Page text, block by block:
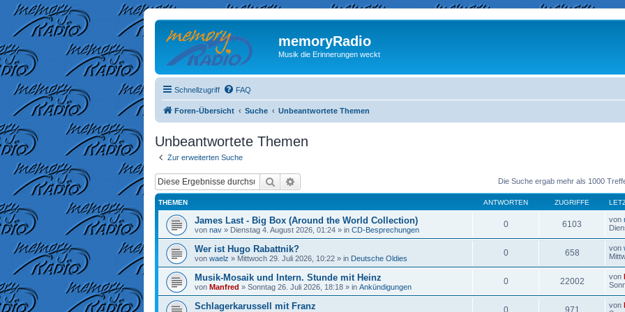
memoryRadio
Musik die Erinnerungen weckt
Schnellzugriff FAQ
Foren-Übersicht Suche Unbeantwortete Themen
Unbeantwortete Themen
Zur erweiterten Suche
Suche Die Suche ergab mehr als 1000
THEMEN ANTWORTEN ZUGRIFFE
James Last - Big Box (Around the World Collection)
von nav » Dienstag 4. August 2026, 01:24 » in CD-Besprechungen
0 6103 von
Wer ist Hugo Rabattnik?
von waelz » Mittwoch 29. Juli 2026, 10:22 » in Deutsche Oldies
0 658 von
Musik-Mosaik und Intern. Stunde mit Heinz
von Manfred » Sonntag 26. Juli 2026, 18:18 » in Ankündigungen
0 22002 von
Schlagerkarussell mit Franz 0 971 von